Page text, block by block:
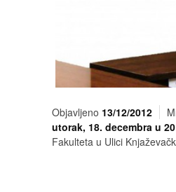
Objavljeno 13/12/2012
utorak, 18. decembra u
Fakulteta u Ulici